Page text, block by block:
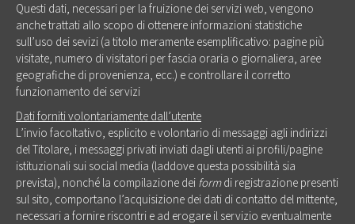
Questi dati, necessari per la fruizione dei servizi web, vengono
anche trattati allo scopo di ottenere informazioni statistiche
sull’uso dei sevizi (a titolo meramente esemplificativo: pagine più
visitate, numero di visitatori per fascia oraria o giornaliera, aree
geografiche di provenienza, ecc.) e controllare il corretto
funzionamento dei servizi
Dati forniti volontariamente dall’utente
L’invio facoltativo, esplicito e volontario di messaggi agli indirizzi
del Titolare, i messaggi privati inviati dagli utenti ai profili/pagine
istituzionali sui social media (laddove questa possibilità sia
prevista), nonché la compilazione dei formdi registrazione presenti
sul sito, comportano l’acquisizione dei dati di contatto del mittente,
necessari a fornire riscontri e ad erogare il servizio eventualmente